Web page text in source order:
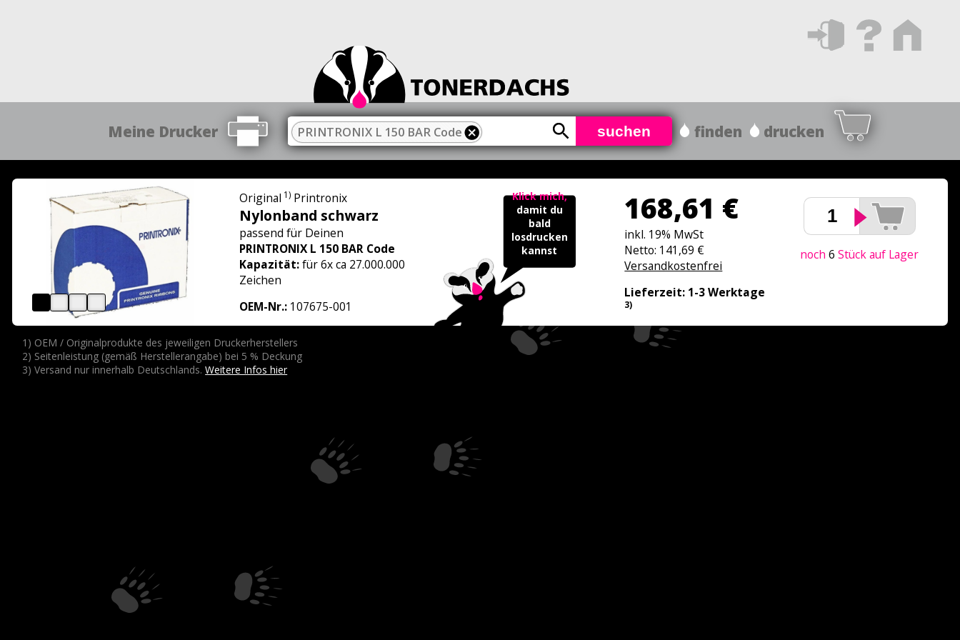
Meine Drucker PRINTRONIX L 150 BAR Code suchen finden drucken
Original 1) Printronix
Nylonband schwarz
passend für Deinen
PRINTRONIX L 150 BAR Code
Kapazität:für 6x ca 27.000.000
Zeichen
OEM-Nr.:107675-001
Klick mich,
damit du
bald
losdrucken
kannst
168,61 €
inkl. 19% MwSt
Netto: 141,69 €
Versandkostenfrei
Lieferzeit: 1-3 Werktage
3)
noch6Stück auf Lager
1) OEM / Originalprodukte des jeweiligen Druckerherstellers
2) Seitenleistung (gemäß Herstellerangabe) bei 5 % Deckung
3) Versand nur innerhalb Deutschlands.Weitere Infos hier